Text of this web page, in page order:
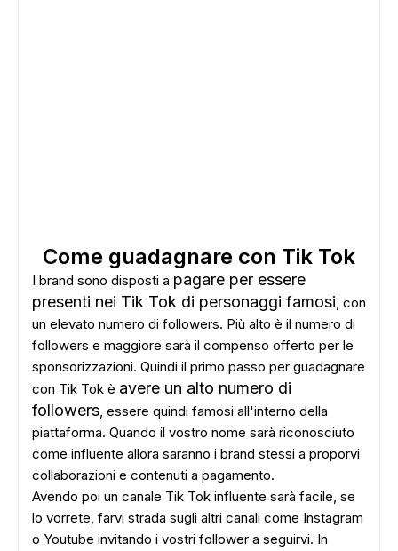
Come guadagnare con Tik Tok
I brand sono disposti a pagare per essere
presenti nei Tik Tok di personaggi famosi, con
un elevato numero di followers. Più alto è il numero di
followers e maggiore sarà il compenso offerto per le
sponsorizzazioni. Quindi il primo passo per guadagnare
con Tik Tok è avere un alto numero di
followers, essere quindi famosi all'interno della
piattaforma. Quando il vostro nome sarà riconosciuto
come influente allora saranno i brand stessi a proporvi
collaborazioni e contenuti a pagamento.
Avendo poi un canale Tik Tok influente sarà facile, se
lo vorrete, farvi strada sugli altri canali come Instagram
o Youtube invitando i vostri follower a seguirvi. In